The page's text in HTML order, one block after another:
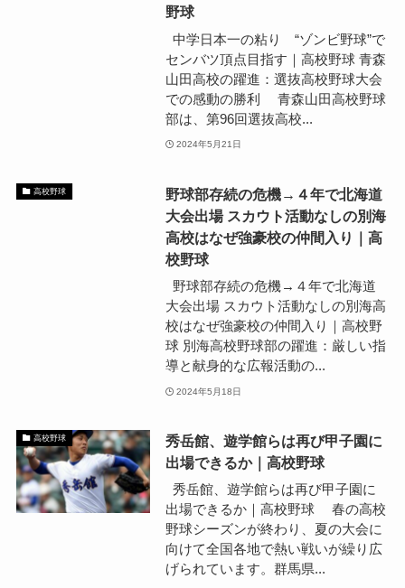
野球
中学日本一の粘り “ゾンビ野球”で
センバツ頂点目指す｜高校野球 青森
山田高校の躍進：選抜高校野球大会
での感動の勝利 青森山田高校野球
部は、第96回選抜高校...
2024年5月21日
高校野球
野球部存続の危機→４年で北海道
大会出場 スカウト活動なしの別海
高校はなぜ強豪校の仲間入り｜高
校野球
野球部存続の危機→４年で北海道
大会出場 スカウト活動なしの別海高
校はなぜ強豪校の仲間入り｜高校野
球 別海高校野球部の躍進：厳しい指
導と献身的な広報活動の...
2024年5月18日
高校野球
秀岳館、遊学館らは再び甲子園に
出場できるか｜高校野球
秀岳館、遊学館らは再び甲子園に
出場できるか｜高校野球 春の高校
野球シーズンが終わり、夏の大会に
向けて全国各地で熱い戦いが繰り広
げられています。群馬県...